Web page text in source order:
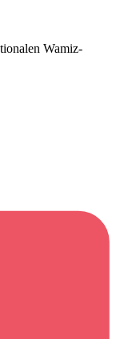
Wamiz-